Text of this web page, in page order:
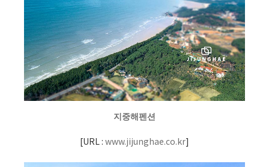
지중해펜션
[URL : www.jijunghae.co.kr]